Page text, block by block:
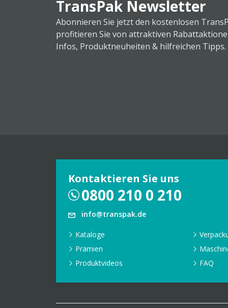
TransPak Newsletter
Abonnieren Sie jetzt den kostenlosen
profitieren Sie von attraktiven
Infos, Produktneuheiten & hilfreichen Tipps.
Kontaktieren Sie uns
0800 210 0 210
info@transpak.de
Kataloge
Prämien
Produktvideos
FAQ